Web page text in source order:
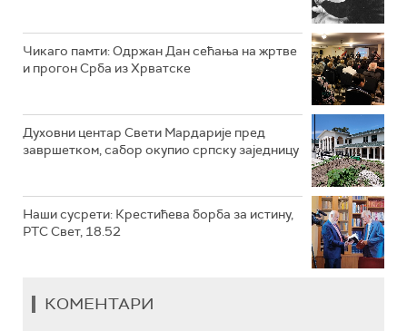
Чикаго памти: Одржан Дан сећања на жртве
и прогон Срба из Хрватске
Духовни центар Свети Мардарије пред
завршетком, сабор окупио српску заједницу
Наши сусрети: Крестићева борба за истину,
РТС Свет, 18.52
КОМЕНТАРИ